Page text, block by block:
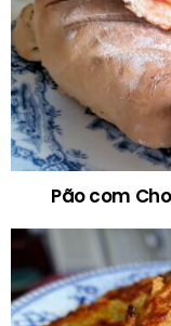
Pão com